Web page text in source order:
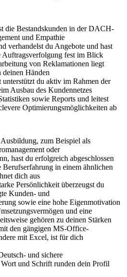
die Bestandskunden in der DACH-
und Empathie
verhandelst du Angebote und hast
Auftragsverfolgung fest im Blick
von Reklamationen liegt
Händen
du aktiv im Rahmen der
Ausbau des Kundennetzes
sowie Reports und leitest
Optimierungsmöglichkeiten ab
zum Beispiel als
oder
hast du erfolgreich abgeschlossen
in einem ähnlichen
dich aus
Persönlichkeit überzeugst du
Kunden- und
sowie eine hohe Eigenmotivation
und eine
gehören zu deinen Stärken
den gängigen MS-Office-
mit Excel, ist für dich
und sichere
und Schrift runden dein Profil